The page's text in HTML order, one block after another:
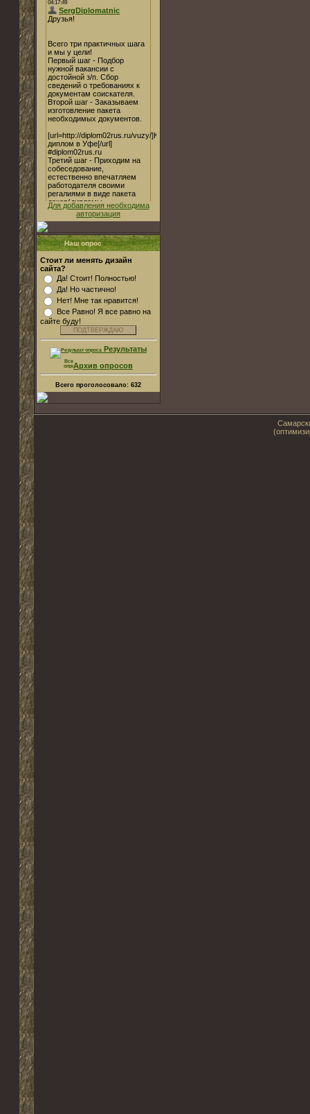
Для добавления необходима
авторизация
Наш опрос
Стоит ли менять дизайн
сайта?
Да! Стоит! Полностью!
Да! Но частично!
Нет! Мне так нравится!
Все Равно! Я все равно на
сайте буду!
Результаты
Архив опросов
Всего проголосовало: 632